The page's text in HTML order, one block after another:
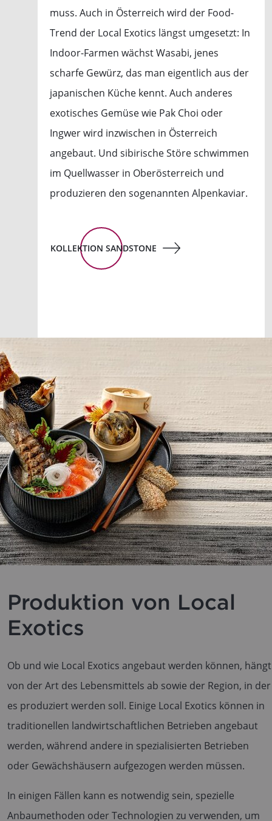
muss. Auch in Österreich wird der Food-
Trend der Local Exotics längst umgesetzt: In
Indoor-Farmen wächst Wasabi, jenes
scharfe Gewürz, das man eigentlich aus der
japanischen Küche kennt. Auch anderes
exotisches Gemüse wie Pak Choi oder
Ingwer wird inzwischen in Österreich
angebaut. Und sibirische Störe schwimmen
im Quellwasser in Oberösterreich und
produzieren den sogenannten Alpenkaviar.
KOLLEKTION SANDSTONE
Produktion von Local
Exotics
Ob und wie Local Exotics angebaut werden können, hängt
von der Art des Lebensmittels ab sowie der Region, in der
es produziert werden soll. Einige Local Exotics können in
traditionellen landwirtschaftlichen Betrieben angebaut
werden, während andere in spezialisierten Betrieben
oder Gewächshäusern aufgezogen werden müssen.
In einigen Fällen kann es notwendig sein, spezielle
Anbaumethoden oder Technologien zu verwenden, um